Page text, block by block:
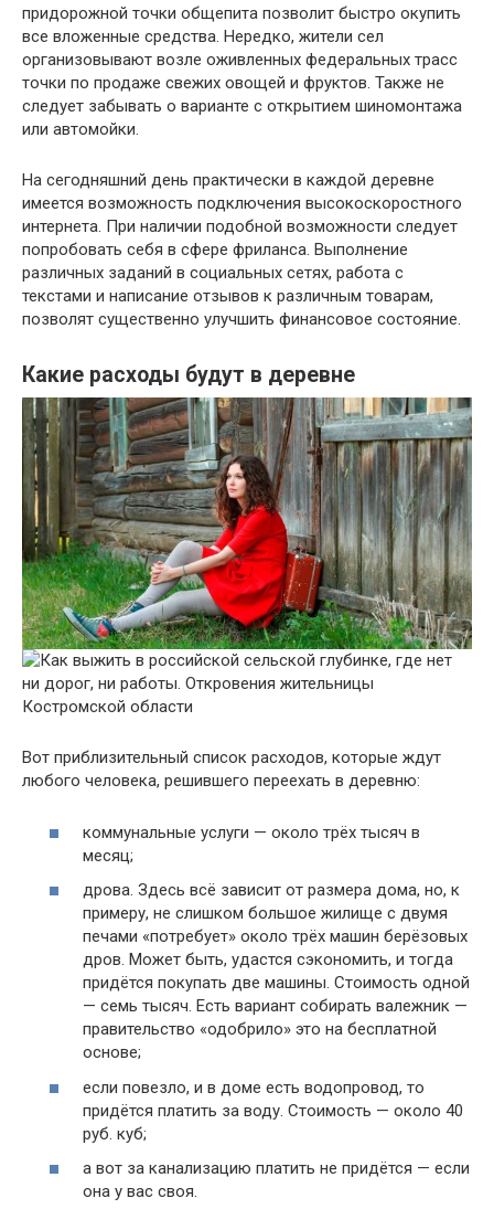
придорожной точки общепита позволит быстро окупить
все вложенные средства. Нередко, жители сел
организовывают возле оживленных федеральных трасс
точки по продаже свежих овощей и фруктов. Также не
следует забывать о варианте с открытием шиномонтажа
или автомойки.
На сегодняшний день практически в каждой деревне
имеется возможность подключения высокоскоростного
интернета. При наличии подобной возможности следует
попробовать себя в сфере фриланса. Выполнение
различных заданий в социальных сетях, работа с
текстами и написание отзывов к различным товарам,
позволят существенно улучшить финансовое состояние.
Какие расходы будут в деревне
Вот приблизительный список расходов, которые ждут
любого человека, решившего переехать в деревню:
коммунальные услуги — около трёх тысяч в
месяц;
дрова. Здесь всё зависит от размера дома, но, к
примеру, не слишком большое жилище с двумя
печами «потребует» около трёх машин берёзовых
дров. Может быть, удастся сэкономить, и тогда
придётся покупать две машины. Стоимость одной
— семь тысяч. Есть вариант собирать валежник —
правительство «одобрило» это на бесплатной
основе;
если повезло, и в доме есть водопровод, то
придётся платить за воду. Стоимость — около 40
руб. куб;
а вот за канализацию платить не придётся — если
она у вас своя.